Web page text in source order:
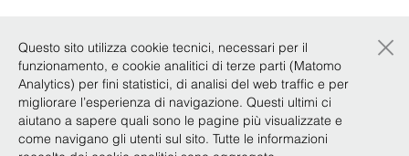
Approfondimenti
BonelliErede amplia il proprio team con 15
nuovi ingressi
BonelliErede cresce con l’arrivo di 15 professionisti guidati da
Questo sito utilizza cookie tecnici, necessari per il
funzionamento, e cookie analitici di terze parti (Matomo
Analytics) per fini statistici, di analisi del web traffic e per
migliorare l’esperienza di navigazione. Questi ultimi ci
aiutano a sapere quali sono le pagine più visualizzate e
come navigano gli utenti sul sito. Tutte le informazioni
×